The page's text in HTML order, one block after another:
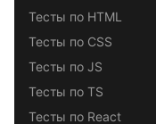
Тесты по HTML
Тесты по CSS
Тесты по JS
Тесты по TS
Тесты по React